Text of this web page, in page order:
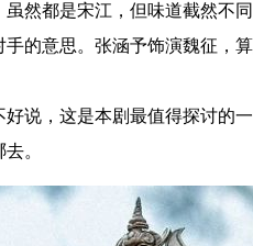
然都是宋江，但味道截然不同
意思。张涵予饰演魏征，
，这是本剧最值得探讨的
。